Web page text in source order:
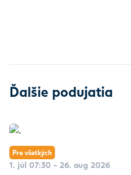
Ďalšie podujatia
Pre všetkých
1. júl 07:30 - 26. aug 2026